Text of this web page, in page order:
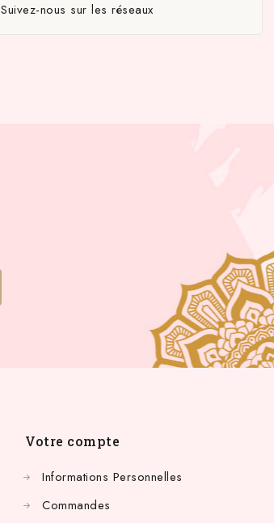
Suivez-nous sur les réseaux
Votre compte
Informations Personnelles
Commandes